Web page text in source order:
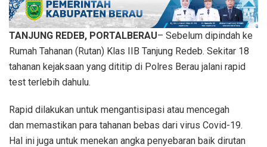
TANJUNG REDEB, PORTALBERAU– Sebelum dipindah ke
Rumah Tahanan (Rutan) Klas IIB Tanjung Redeb. Sekitar 18
tahanan kejaksaan yang dititip di Polres Berau jalani rapid
test terlebih dahulu.
Rapid dilakukan untuk mengantisipasi atau mencegah
dan memastikan para tahanan bebas dari virus Covid-19.
Hal ini juga untuk menekan angka penyebaran baik dirutan